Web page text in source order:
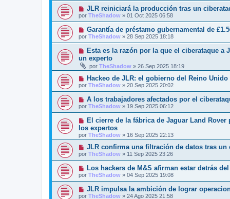
JLR reiniciará la producción tras un
por TheShadow » 01 Oct 2025 06:58
Garantía de préstamo gubernamental de
por TheShadow » 28 Sep 2025 18:18
Esta es la razón por la que el ciberataque a
un experto
por TheShadow » 26 Sep 2025 18:19
Hackeo de JLR: el gobierno del Reino
por TheShadow » 20 Sep 2025 20:02
A los trabajadores afectados por el
por TheShadow » 19 Sep 2025 06:12
El cierre de la fábrica de Jaguar Land
los expertos
por TheShadow » 16 Sep 2025 22:13
JLR confirma una filtración de datos tras un
por TheShadow » 11 Sep 2025 23:26
Los hackers de M&S afirman estar detrás
por TheShadow » 04 Sep 2025 19:08
JLR impulsa la ambición de lograr
por TheShadow » 24 Ago 2025 21:58